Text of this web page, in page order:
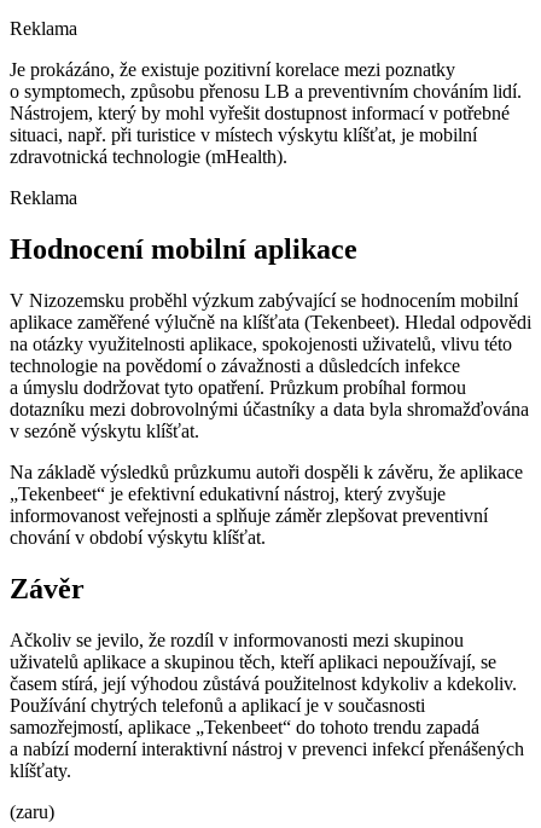
Reklama
Je prokázáno, že existuje pozitivní korelace mezi poznatky
o symptomech, způsobu přenosu LB a preventivním chováním lidí.
Nástrojem, který by mohl vyřešit dostupnost informací v potřebné
situaci, např. při turistice v místech výskytu klíšťat, je mobilní
zdravotnická technologie (mHealth).
Reklama
Hodnocení mobilní aplikace
V Nizozemsku proběhl výzkum zabývající se hodnocením mobilní
aplikace zaměřené výlučně na klíšťata (Tekenbeet). Hledal odpovědi
na otázky využitelnosti aplikace, spokojenosti uživatelů, vlivu této
technologie na povědomí o závažnosti a důsledcích infekce
a úmyslu dodržovat tyto opatření. Průzkum probíhal formou
dotazníku mezi dobrovolnými účastníky a data byla shromažďována
v sezóně výskytu klíšťat.
Na základě výsledků průzkumu autoři dospěli k závěru, že aplikace
„Tekenbeet“ je efektivní edukativní nástroj, který zvyšuje
informovanost veřejnosti a splňuje záměr zlepšovat preventivní
chování v období výskytu klíšťat.
Závěr
Ačkoliv se jevilo, že rozdíl v informovanosti mezi skupinou
uživatelů aplikace a skupinou těch, kteří aplikaci nepoužívají, se
časem stírá, její výhodou zůstává použitelnost kdykoliv a kdekoliv.
Používání chytrých telefonů a aplikací je v současnosti
samozřejmostí, aplikace „Tekenbeet“ do tohoto trendu zapadá
a nabízí moderní interaktivní nástroj v prevenci infekcí přenášených
klíšťaty.
(zaru)